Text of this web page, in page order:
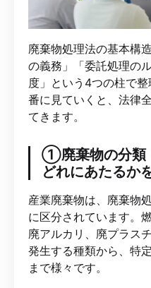
廃棄物処理法の基本構
の義務」「委託処理の
度」という4つの柱で
番に見ていくと、法律
てきます。
①廃棄物の分類
どれにあたるか
産業廃棄物は、廃棄物
に区分されています。
廃アルカリ、廃プラス
発生する種類から、特
まで様々です。